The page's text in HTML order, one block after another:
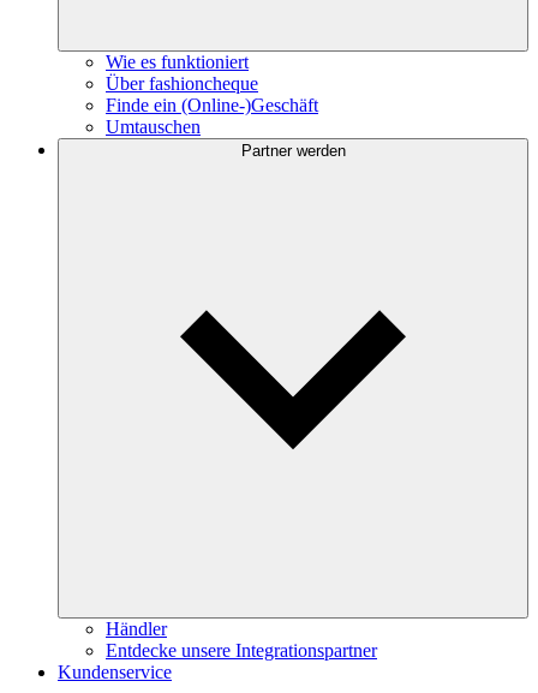
Wie es funktioniert
Über fashioncheque
Finde ein (Online-)Geschäft
Umtauschen
Partner werden
Händler
Entdecke unsere Integrationspartner
Kundenservice